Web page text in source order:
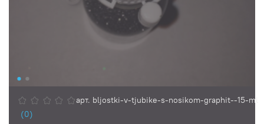
(0)
арт. bljostki-v-tjubike-s-nosikom-graphit--15-ml